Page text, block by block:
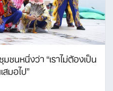
ชนหนึ่งว่า “เราไม่ต้องเป็น
มอไป”